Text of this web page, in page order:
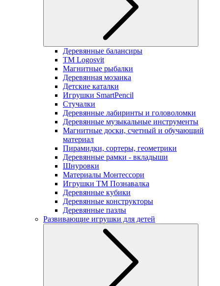
Деревянные балансиры
TM Logosvit
Магнитные рыбалки
Деревянная мозаика
Детские каталки
Игрушки SmartPencil
Стучалки
Деревянные лабиринты и головоломки
Деревянные музыкальные инструменты
Магнитные доски, счетный и обучающий
материал
Пирамидки, сортеры, геометрики
Деревянные рамки - вкладыши
Шнуровки
Материалы Монтессори
Игрушки ТМ Познавалка
Деревянные кубики
Деревянные конструкторы
Деревянные пазлы
Развивающие игрушки для детей